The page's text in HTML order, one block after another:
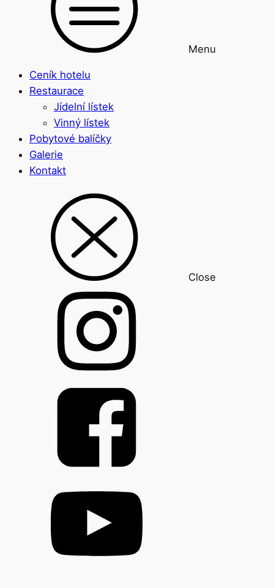
Menu
Ceník hotelu
Restaurace
Jídelní lístek
Vinný lístek
Pobytové balíčky
Galerie
Kontakt
Close